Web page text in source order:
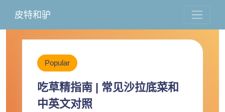
皮特和驴
Popular
吃草精指南 | 常见沙拉底菜和
中英文对照